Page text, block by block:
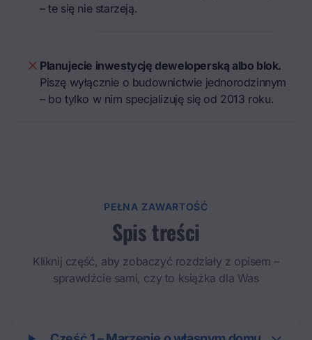
– te się nie starzeją.
Planujecie inwestycję deweloperską albo blok.
Piszę wyłącznie o budownictwie jednorodzinnym
– bo tylko w nim specjalizuję się od 2013 roku.
PEŁNA ZAWARTOŚĆ
Spis treści
Kliknij część, aby zobaczyć rozdziały z opisem –
sprawdźcie sami, czy to książka dla Was